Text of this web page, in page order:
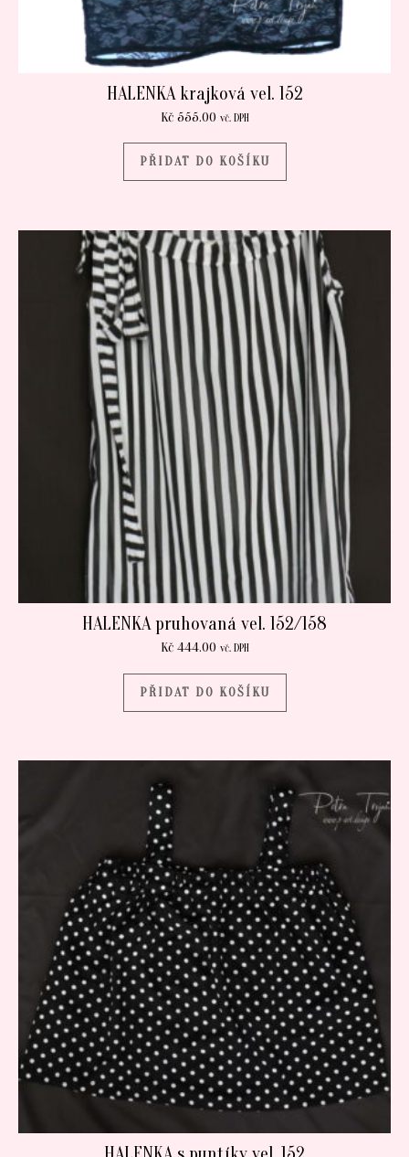
HALENKA krajková vel. 152
Kč555.00 vč. DPH
PŘIDAT DO KOŠÍKU
HALENKA pruhovaná vel. 152/158
Kč444.00 vč. DPH
PŘIDAT DO KOŠÍKU